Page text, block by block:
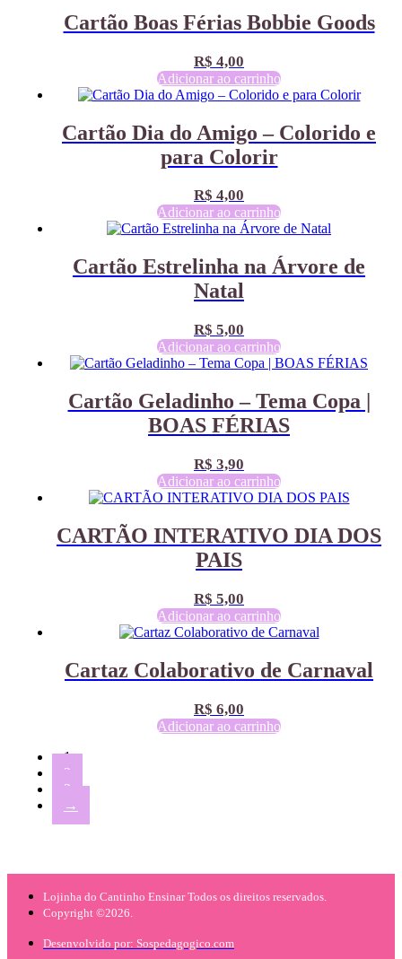
Cartão Boas Férias Bobbie Goods
R$ 4,00
Adicionar ao carrinho
Cartão Dia do Amigo – Colorido e
para Colorir
R$ 4,00
Adicionar ao carrinho
Cartão Estrelinha na Árvore de
Natal
R$ 5,00
Adicionar ao carrinho
Cartão Geladinho – Tema Copa |
BOAS FÉRIAS
R$ 3,90
Adicionar ao carrinho
CARTÃO INTERATIVO DIA DOS
PAIS
R$ 5,00
Adicionar ao carrinho
Cartaz Colaborativo de Carnaval
R$ 6,00
Adicionar ao carrinho
1
2
3
→
Lojinha do Cantinho Ensinar Todos os direitos reservados.
Copyright ©2026.
Desenvolvido por: Sospedagogico.com